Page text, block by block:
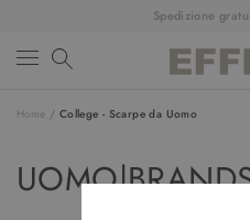
Spedizione
NUOVI ARRIVI
ABBIGLIAMENTO
Home / College - Scarpe da Uomo